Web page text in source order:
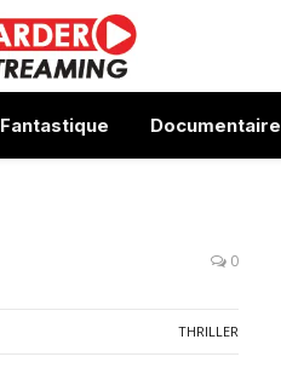
Fantastique Documentaire
0
THRILLER